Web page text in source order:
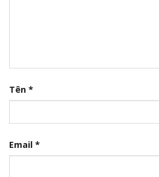
Tên *
Email *